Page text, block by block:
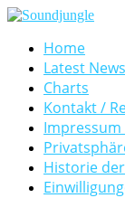
Home
Latest News
Charts
Kontakt /
Historie